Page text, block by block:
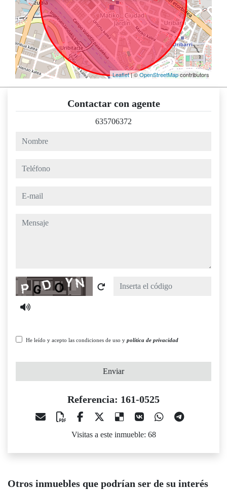
Leaflet| ©OpenStreetMapcontributors
Contactar con agente
635706372
nombre
teléfono
e-mail
mensaje
Captcha
He leído y acepto las condiciones de uso y política de privacidad
Enviar
Referencia: 161-0525
Visitas a este inmueble: 68
Otros inmuebles que podrían ser de su interés